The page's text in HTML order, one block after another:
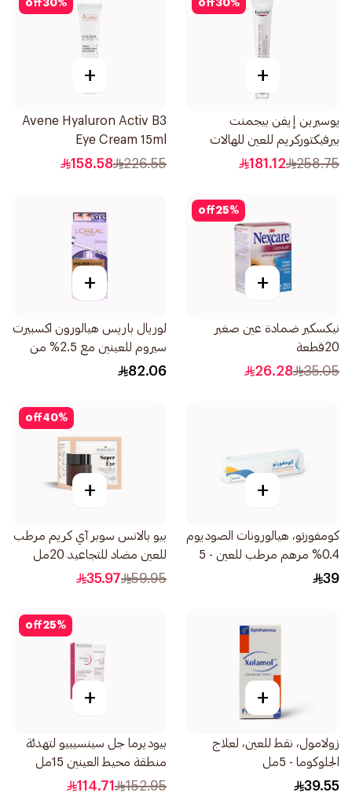
30%
off
+
يوسيرين إيفن بيجمنت
بيرفيكتوركريم للعين للهالات
السوداء 15مل
258.75
181.12
30%
off
+
Avene Hyaluron Activ B3
Eye Cream 15ml
226.55
158.58
25%
off
+
نيكسكير ضمادة عين صغير
20قطعة
35.05
26.28
+
لوريال باريس هيالورون اكسبيرت
سيروم للعينين مع 2.5% من
حمض الهيالورونيك الكافيين
82.06
+
كومفورتو، هيالورونات الصوديوم
0.4% مرهم مرطب للعين - 5
جرام
39
40%
off
+
بيو بالانس سوبر آي كريم مرطب
للعين مضاد للتجاعيد 20مل
59.95
35.97
+
زولامول، نقط للعين، لعلاج
الجلوكوما - 5مل
39.55
25%
off
+
بيوديرما جل سينسيبيو لتهدئة
منطقة محيط العينين 15مل
152.95
114.71